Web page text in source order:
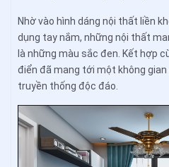
Nhờ vào hình dáng nội thất liền
dụng tay nắm, những nội thất
là những màu sắc đen. Kết hợp
điển đã mang tới một không
truyền thống độc đáo.